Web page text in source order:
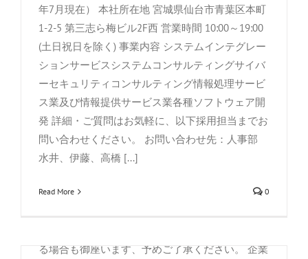
年7月現在） 本社所在地 宮城県仙台市青葉区本町
1-2-5 第三志ら梅ビル2F西 営業時間 10:00～19:00
(土日祝日を除く) 事業内容 システムインテグレー
ションサービスシステムコンサルティングサイバ
ーセキュリティコンサルティング情報処理サービ
ス業及び情報提供サービス業各種ソフトウェア開
発 詳細・ご質問はお気軽に、以下採用担当までお
問い合わせください。 お問い合わせ先：人事部
水井、伊藤、高橋 [...]
Read More 0
険、労災保険、健康保険、厚生年金 年間休日：
127日 休日：土日祝日他、毎週、お盆休暇、年末
年始休暇 月平均労働日数：19.8日 6ヶ月経過後の
年次有給休暇日数：10日 終業時間：10:00～19:00
休憩時間：60分 時間外月平均時間：10時間 雇用
形態；正社員 職種・派遣/請負：派遣・請負では
ない 雇用期間の定め：なし 再雇用：有り（年齢
上限有り65歳） 試用期間：6ヶ月 その他：※入居
可能住宅の負担額については面接時にご確認下さ
歴書・業務経歴書を郵送/またはメール等にて送付
る場合も御座います、予めご了承ください。 企業
システム開発(Python/Ruby)
By 株式会社Sola.com | 11月 11th, 2020 募集求人,求人情報
システム開発(Python/Ruby) 仕事内容 Python/Ruby
上の業務経験を有する方を優遇します。 若手が多
208,000〜320,000円 交通費：実費支給（上限